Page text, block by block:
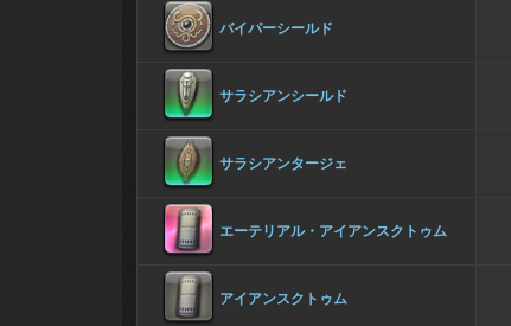
バイパーシールド
サラシアンシールド
サラシアンタージェ
エーテリアル・アイアンスクトゥム
アイアンスクトゥム